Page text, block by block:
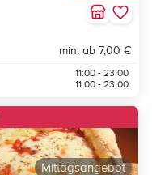
min. ab 7,00 €
11:00 - 23:00
11:00 - 23:00
Mittagsangebot